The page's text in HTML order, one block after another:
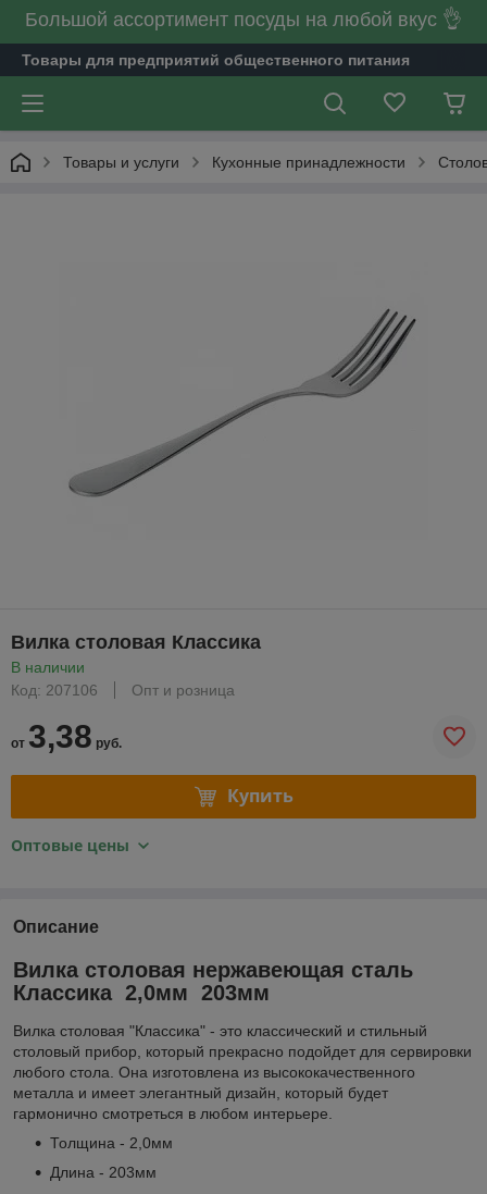
Большой ассортимент посуды на любой вкус 👌
Товары для предприятий общественного питания
Товары и услуги Кухонные принадлежности
Вилка столовая Классика
В наличии
Код: 207106
Опт и розница
от 3,38 руб.
Купить
Оптовые цены
Описание
Вилка столовая нержавеющая сталь
Классика 2,0мм 203мм
Вилка столовая "Классика" - это классический и стильный
столовый прибор, который прекрасно подойдет для сервировки
любого стола. Она изготовлена из высококачественного
металла и имеет элегантный дизайн, который будет
гармонично смотреться в любом интерьере.
Толщина - 2,0мм
Длина - 203мм